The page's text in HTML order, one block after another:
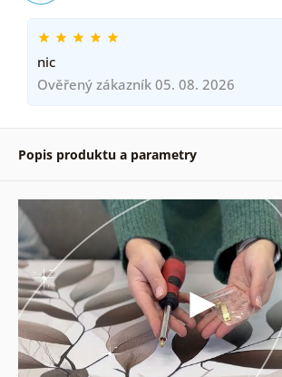
nic
Ověřený zákazník 05. 08. 2026
Popis produktu a parametry